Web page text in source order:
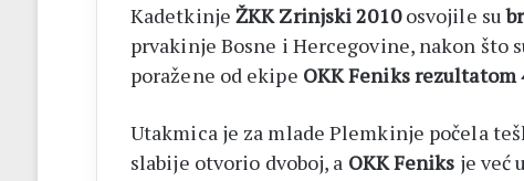
KadetkinjeŽKK Zrinjski 2010osvojile su
prvakinje Bosne i Hercegovine, nakon
poražene od ekipe OKK Feniks rezultatom
Utakmica je za mlade Plemkinje počela
slabije otvorio dvoboj, a OKK Feniks je već